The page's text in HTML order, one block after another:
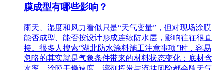
膜成型有哪些影响？
雨天、湿度和风力看似只是“天气变量”，但对现场涂膜
能否成型、能否按设计形成连续防水层，影响往往很直
接。很多人搜索“湖北防水涂料施工注意事项”时，容易
忽略的其实就是气象条件带来的材料状态变化：底材含
水率、涂膜干燥速度、溶剂挥发与流挂风险都会随天气